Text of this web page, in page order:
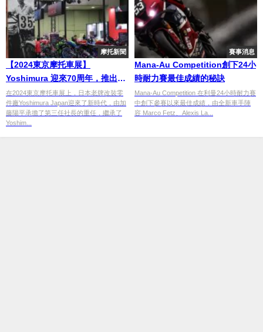
摩托新聞
【2024東京摩托車展】
Yoshimura 迎來70周年，推出一
系列全新改裝零件邁入新時代
在2024東京摩托車展上，日本老牌改裝零
件廠Yoshimura Japan迎來了新時代，由加
藤陽平承擔了第三任社長的重任，繼承了
Yoshim...
賽事消息
Mana-Au Competition創下24小
時耐力賽最佳成績的秘訣
Mana-Au Competition 在利曼24小時耐力賽
中創下參賽以來最佳成績，由全新車手陣
容 Marco Fetz、Alexis La...